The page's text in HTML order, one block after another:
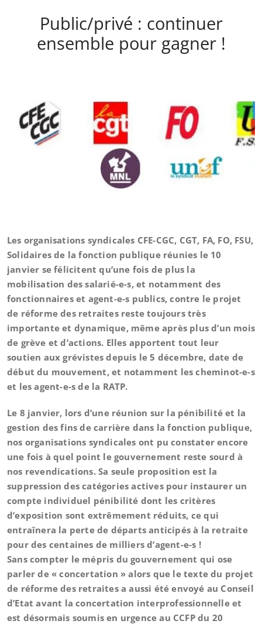
Public/privé : continuer
ensemble pour gagner !
Les organisations syndicales CFE-CGC, CGT, FA, FO, FSU,
Solidaires de la fonction publique réunies le 10
janvier se félicitent qu’une fois de plus la
mobilisation des salarié-e-s, et notamment des
fonctionnaires et agent-e-s publics, contre le projet
de réforme des retraites reste toujours très
importante et dynamique, même après plus d’un mois
de grève et d’actions. Elles apportent tout leur
soutien aux grévistes depuis le 5 décembre, date de
début du mouvement, et notamment les cheminot-e-s
et les agent-e-s de la RATP.
Le 8 janvier, lors d’une réunion sur la pénibilité et la
gestion des fins de carrière dans la fonction publique,
nos organisations syndicales ont pu constater encore
une fois à quel point le gouvernement reste sourd à
nos revendications. Sa seule proposition est la
suppression des catégories actives pour instaurer un
compte individuel pénibilité dont les critères
d’exposition sont extrêmement réduits, ce qui
entraînera la perte de départs anticipés à la retraite
pour des centaines de milliers d’agent-e-s !
Sans compter le mépris du gouvernement qui ose
parler de « concertation » alors que le texte du projet
de réforme des retraites a aussi été envoyé au Conseil
d’Etat avant la concertation interprofessionnelle et
est désormais soumis en urgence au CCFP du 20